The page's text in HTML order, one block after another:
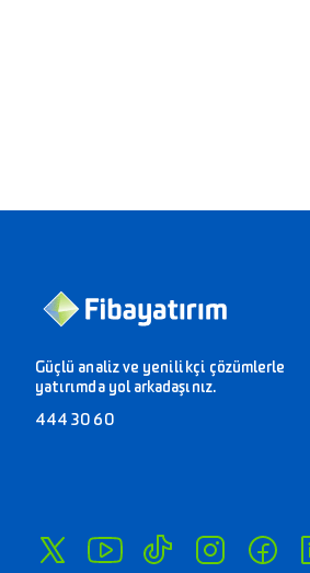
Güçlü analiz ve yenilikçi çözümlerle
yatırımda yol arkadaşınız.
444 30 60